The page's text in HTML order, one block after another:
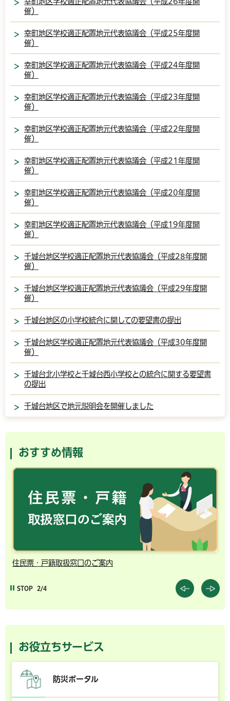
催）
幸町地区学校適正配置地元代表協議会（平成25年度開
催）
幸町地区学校適正配置地元代表協議会（平成24年度開
催）
幸町地区学校適正配置地元代表協議会（平成23年度開
催）
幸町地区学校適正配置地元代表協議会（平成22年度開
催）
幸町地区学校適正配置地元代表協議会（平成21年度開
催）
幸町地区学校適正配置地元代表協議会（平成20年度開
催）
幸町地区学校適正配置地元代表協議会（平成19年度開
催）
千城台地区学校適正配置地元代表協議会（平成28年度開
催）
千城台地区学校適正配置地元代表協議会（平成29年度開
催）
千城台地区の小学校統合に関しての要望書の提出
千城台地区学校適正配置地元代表協議会（平成30年度開
催）
千城台北小学校と千城台西小学校との統合に関する要望書
の提出
千城台地区で地元説明会を開催しました
おすすめ情報
千葉市の電子行政サービス
STOP 3/4
お役立ちサービス
防災ポータル